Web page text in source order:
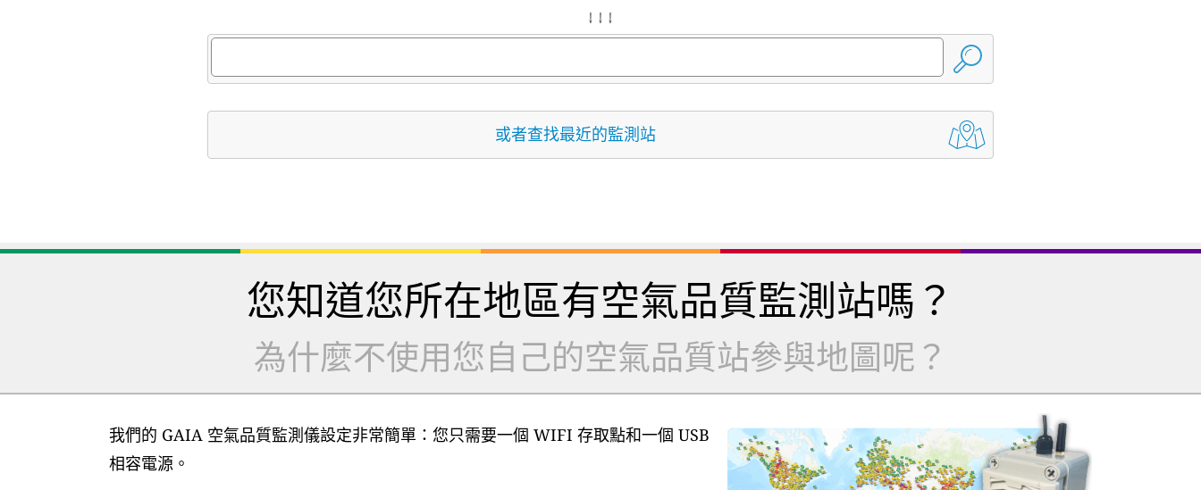
↓ ↓ ↓
或者查找最近的監測站
您知道您所在地區有空氣品質監測站嗎？
為什麼不使用您自己的空氣品質站參與地圖呢？
我們的 GAIA 空氣品質監測儀設定非常簡單：您只需要一個 WIFI 存取點和一個 USB
相容電源。